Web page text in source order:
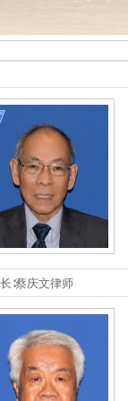
∶蔡庆文律师